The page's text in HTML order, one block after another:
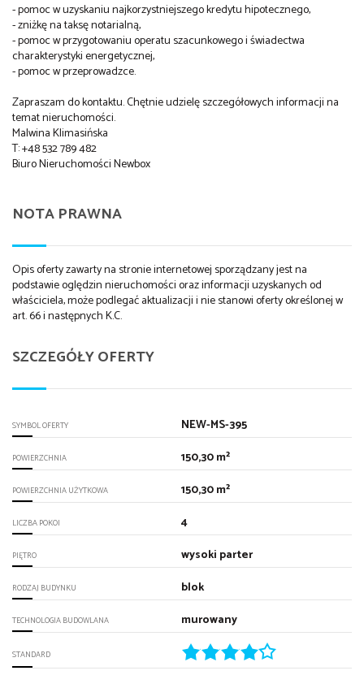
- pomoc w uzyskaniu najkorzystniejszego kredytu hipotecznego,
- zniżkę na taksę notarialną,
- pomoc w przygotowaniu operatu szacunkowego i świadectwa
charakterystyki energetycznej,
- pomoc w przeprowadzce.
Zapraszam do kontaktu. Chętnie udzielę szczegółowych informacji na
temat nieruchomości.
Malwina Klimasińska
T: +48 532 789 482
Biuro Nieruchomości Newbox
NOTA PRAWNA
Opis oferty zawarty na stronie internetowej sporządzany jest na
podstawie oględzin nieruchomości oraz informacji uzyskanych od
właściciela, może podlegać aktualizacji i nie stanowi oferty określonej w
art. 66 i następnych K.C.
SZCZEGÓŁY OFERTY
SYMBOL OFERTY NEW-MS-395
POWIERZCHNIA 150,30 m²
POWIERZCHNIA UŻYTKOWA 150,30 m²
LICZBA POKOI 4
PIĘTRO wysoki parter
RODZAJ BUDYNKU blok
TECHNOLOGIA BUDOWLANA murowany
STANDARD